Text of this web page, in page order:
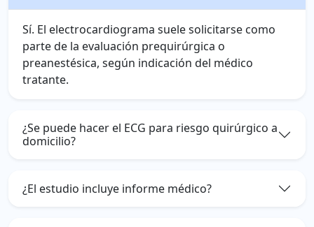
Sí. El electrocardiograma suele solicitarse como
parte de la evaluación prequirúrgica o
preanestésica, según indicación del médico
tratante.
¿Se puede hacer el ECG para riesgo quirúrgico a
domicilio?
¿El estudio incluye informe médico?